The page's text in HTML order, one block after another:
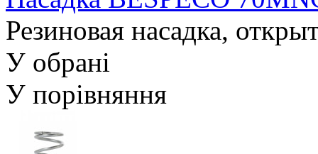
Резиновая насадка,
У обрані
У порівняння